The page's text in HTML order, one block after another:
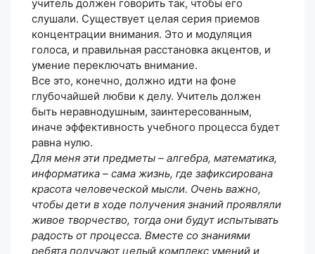
учитель должен говорить так, чтобы его
слушали. Существует целая серия приемов
концентрации внимания. Это и модуляция
голоса, и правильная расстановка акцентов, и
умение переключать внимание.
Все это, конечно, должно идти на фоне
глубочайшей любви к делу. Учитель должен
быть неравнодушным, заинтересованным,
иначе эффективность учебного процесса будет
равна нулю.
Для меня эти предметы – алгебра, математика,
информатика – сама жизнь, где зафиксирована
красота человеческой мысли. Очень важно,
чтобы дети в ходе получения знаний проявляли
живое творчество, тогда они будут испытывать
радость от процесса. Вместе со знаниями
ребята получают целый комплекс умений и